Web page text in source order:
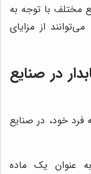
مختلف با توجه به
از مزایای
در صنایع
فرد خود، در صنایع
به عنوان یک ماده